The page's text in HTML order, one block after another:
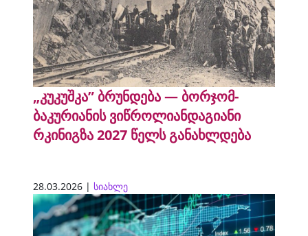
„კუკუშკა” ბრუნდება — ბორჯომ-
ბაკურიანის ვიწროლიანდაგიანი
რკინიგზა 2027 წელს განახლდება
28.03.2026 | სიახლე